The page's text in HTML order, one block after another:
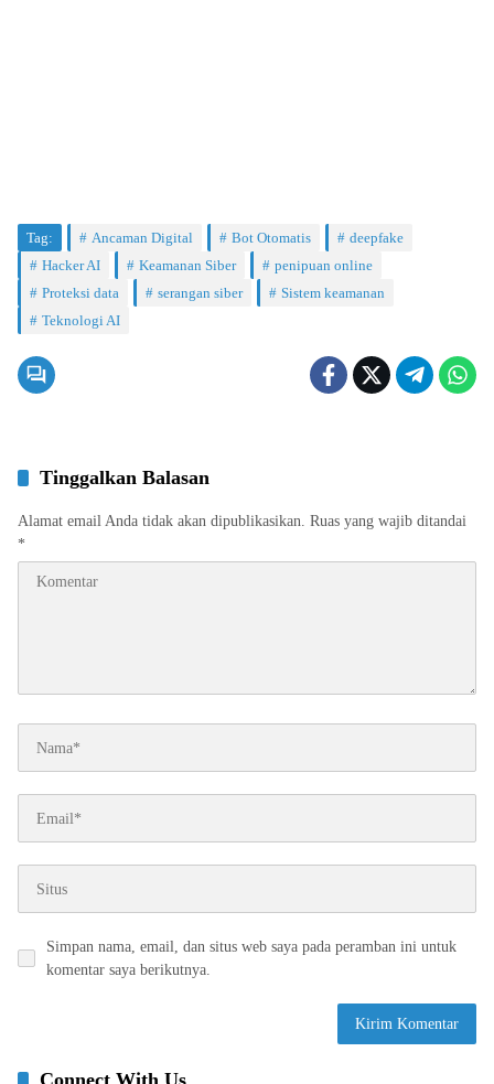
Tag: Ancaman Digital Bot Otomatis
deepfake
Hacker AI
Keamanan Siber
penipuan online
Proteksi data
serangan siber
Sistem keamanan
Teknologi AI
Tinggalkan Balasan
Alamat email Anda tidak akan dipublikasikan. Ruas yang wajib ditandai
*
Simpan nama, email, dan situs web saya pada peramban ini untuk
komentar saya berikutnya.